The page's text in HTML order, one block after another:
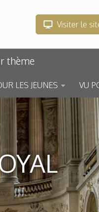
Visiter le
thème
LES JEUNES VU